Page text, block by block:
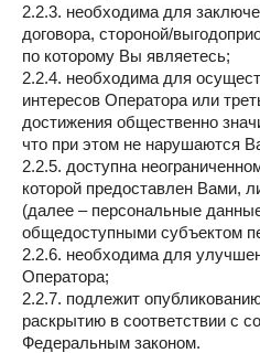
2.2.3. необходима для
договора, стороной/
по которому Вы являетесь;
2.2.4. необходима для
интересов Оператора или
достижения общественно
что при этом не нарушаются
2.2.5. доступна
которой предоставлен Вами,
(далее – персональные
общедоступными субъектом
2.2.6. необходима для
Оператора;
2.2.7. подлежит
раскрытию в соответствии с
Федеральным законом.